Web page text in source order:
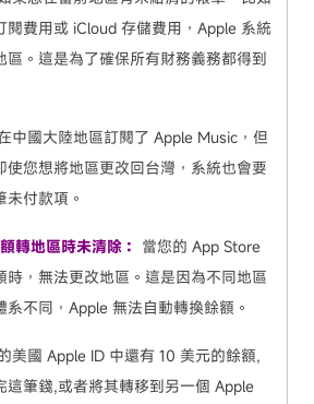
閱費用或 iCloud 存儲費用，Apple 系統
區。這是為了確保所有財務義務都得到
中國大陸地區訂閱了 Apple Music，但
使您想將地區更改回台灣，系統也會要
未付款項。
轉地區時未清除： 當您的 App Store
時，無法更改地區。這是因為不同地區
系不同，Apple 無法自動轉換餘額。
美國 Apple ID 中還有 10 美元的餘額,
這筆錢,或者將其轉移到另一個 Apple